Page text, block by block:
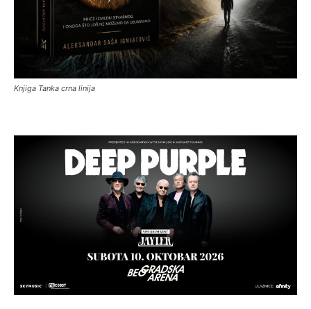
Knjiga Tanka crna linija